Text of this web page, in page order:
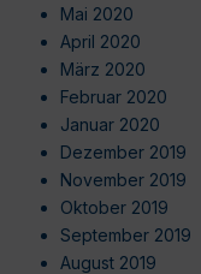
Mai 2020
April 2020
März 2020
Februar 2020
Januar 2020
Dezember 2019
November 2019
Oktober 2019
September 2019
August 2019